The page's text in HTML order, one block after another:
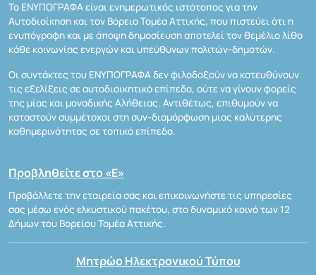
Το ΕΝΥΠΟΓΡΑΦΑ είναι ενημερωτικός ιστότοπος για την
Αυτοδιοίκηση και τον Βόρειο Τομέα Αττικής, που πιστεύει ότι η
ενυπόγραφη και με άποψη δημοσίευση αποτελεί τον θεμέλιο λίθο
κάθε κοινωνίας ενεργών και υπεύθυνων πολιτών-δημοτών.
Οι συντάκτες του ΕΝΥΠΟΓΡΑΦΑ δεν φιλοδοξούν να κατευθύνουν
τις εξελίξεις σε αυτοδιοικητικό επίπεδο, ούτε να γίνουν φορείς
της μίας και μοναδικής Αλήθειας. Αντιθέτως, επιθυμούν να
καταστούν συμμέτοχοι στη συν-διαμόρφωση μιας καλύτερης
καθημερινότητας σε τοπικό επίπεδο.
Προβληθείτε στο «Ε»
Προβάλλετε την εταιρεία σας και επικοινωνήστε τις υπηρεσίες
σας μέσω ενός ελκυστικού πακέτου, στο δυναμικό κοινό των 12
Δήμων του Βορείου Τομέα Αττικής.
Μητρώο Ηλεκτρονικού Τύπου